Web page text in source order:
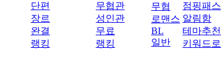
단편
장르
완결
랭킹
무협관
성인관
무료
랭킹
무협
로맨스
BL
일반
점핑패스
알림함
테마추천
키워드